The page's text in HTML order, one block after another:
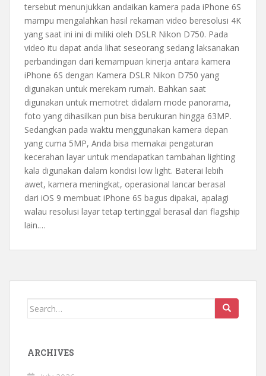
tersebut menunjukkan andaikan kamera pada iPhone 6S
mampu mengalahkan hasil rekaman video beresolusi 4K
yang saat ini ini di miliki oleh DSLR Nikon D750. Pada
video itu dapat anda lihat seseorang sedang laksanakan
perbandingan dari kemampuan kinerja antara kamera
iPhone 6S dengan Kamera DSLR Nikon D750 yang
digunakan untuk merekam rumah. Bahkan saat
digunakan untuk memotret didalam mode panorama,
foto yang dihasilkan pun bisa berukuran hingga 63MP.
Sedangkan pada waktu menggunakan kamera depan
yang cuma 5MP, Anda bisa memakai pengaturan
kecerahan layar untuk mendapatkan tambahan lighting
kala digunakan dalam kondisi low light. Baterai lebih
awet, kamera meningkat, operasional lancar berasal
dari iOS 9 membuat iPhone 6S bagus dipakai, apalagi
walau resolusi layar tetap tertinggal berasal dari flagship
lain.…
Search
ARCHIVES